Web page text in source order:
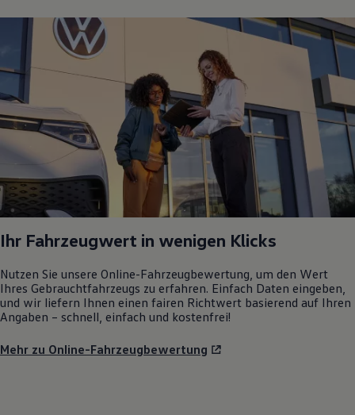
Ihr Fahrzeugwert in wenigen Klicks
Nutzen Sie unsere Online-Fahrzeugbewertung, um den Wert
Ihres Gebrauchtfahrzeugs zu erfahren. Einfach Daten eingeben,
und wir liefern Ihnen einen fairen Richtwert basierend auf Ihren
Angaben – schnell, einfach und kostenfrei!
Mehr zu Online-Fahrzeugbewertung